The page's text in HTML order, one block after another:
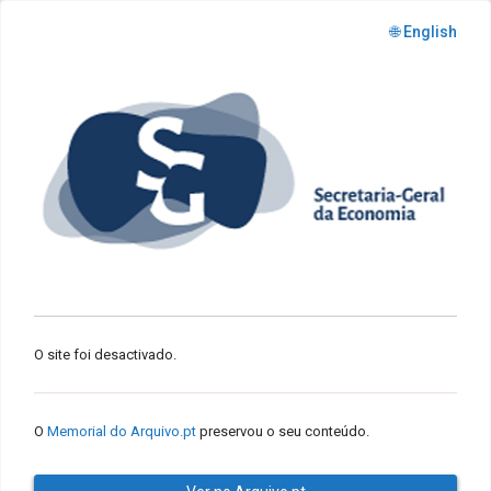
🌐 English
O site foi desactivado.
O Memorial do Arquivo.pt preservou o seu conteúdo.